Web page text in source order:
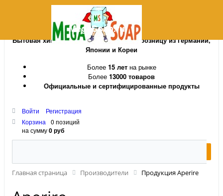
MegaSoap.ru
Бытовая химия и косметика оптом и в розницу из Германии,
Японии и Кореи
Более 15 летна рынке
Более 13000 товаров
Официальные и сертифицированные продукты
Войти
Регистрация
Корзина
0 позиций
на сумму0 руб
Главная страница Производители Продукция Aperire